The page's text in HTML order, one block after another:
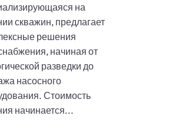
на
скважин, предлагает
решения
начиная от
разведки до
насосного
Стоимость
начинается...